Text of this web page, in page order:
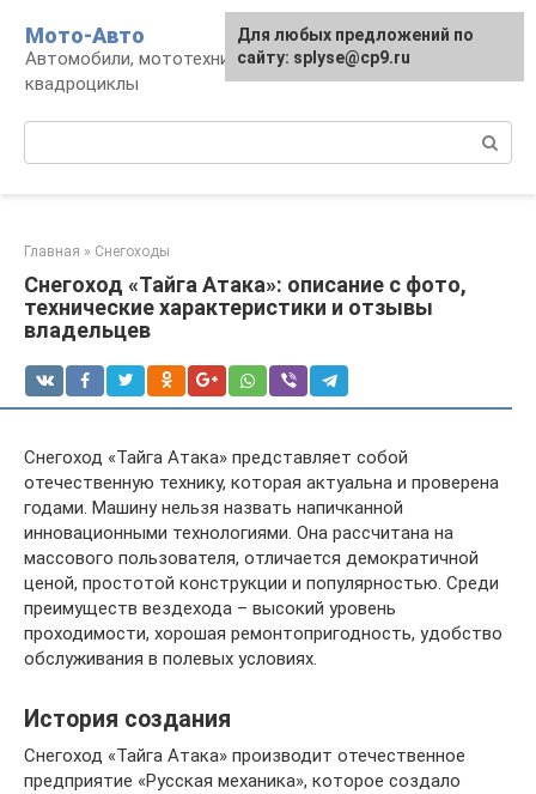
контенту
Мото-Авто
Автомобили, мототехника, снегоходы,
квадроциклы
Главная » Снегоходы
Снегоход «Тайга Атака»: описание с фото,
технические характеристики и отзывы
владельцев
Снегоход «Тайга Атака» представляет собой
отечественную технику, которая актуальна и проверена
годами. Машину нельзя назвать напичканной
инновационными технологиями. Она рассчитана на
массового пользователя, отличается демократичной
ценой, простотой конструкции и популярностью. Среди
преимуществ вездехода – высокий уровень
проходимости, хорошая ремонтопригодность, удобство
обслуживания в полевых условиях.
История создания
Снегоход «Тайга Атака» производит отечественное
предприятие «Русская механика», которое создало
Для любых предложений по
сайту: splyse@cp9.ru